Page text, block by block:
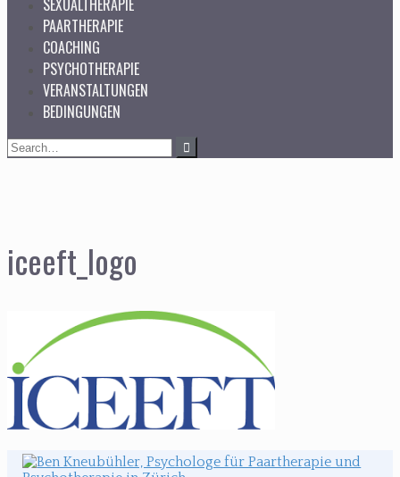
SEXUALTHERAPIE
PAARTHERAPIE
COACHING
PSYCHOTHERAPIE
VERANSTALTUNGEN
BEDINGUNGEN
Search
for:
iceeft_logo